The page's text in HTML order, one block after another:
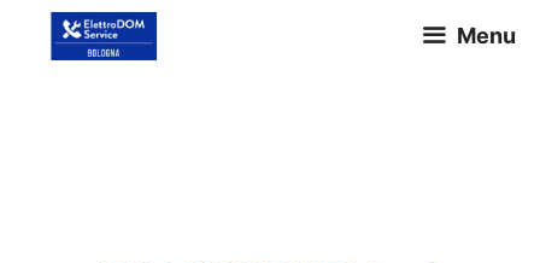
Menu